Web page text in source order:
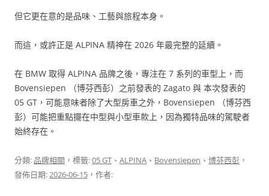
但它更在意的是品味、工藝與旅程本身。
而這，或許正是 ALPINA 精神在 2026 年最完整的延續。
在 BMW 取得 ALPINA 品牌之後，專注在 7 系列的車型上，而
Bovensiepen （博芬西彭）之前發表的 Zagato 與 本次發表的
05 GT，可能意味者除了大型房車之外，Bovensiepen （博芬西
彭）可能把重點擺在中型與小型車款上，因為獨特品味的駕駛者
始終存在。
分類: 品牌相關 ，標籤:05 GT 、 ALPINA 、 Bovensiepen 、 博芬西彭 ，
發佈日期:2026-06-15 ，作者: